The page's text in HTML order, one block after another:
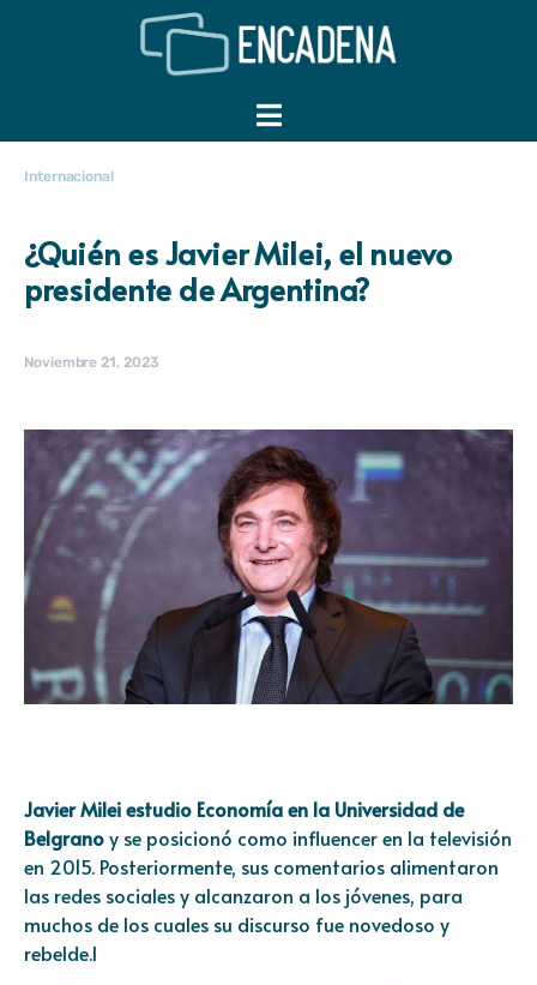
Internacional
¿Quién es Javier Milei, el nuevo
presidente de Argentina?
Noviembre 21, 2023
Javier Milei estudio Economía en la Universidad de
Belgranoy se posicionó como influencer en la televisión
en 2015. Posteriormente, sus comentarios alimentaron
las redes sociales y alcanzaron a los jóvenes, para
muchos de los cuales su discurso fue novedoso y
rebelde.l